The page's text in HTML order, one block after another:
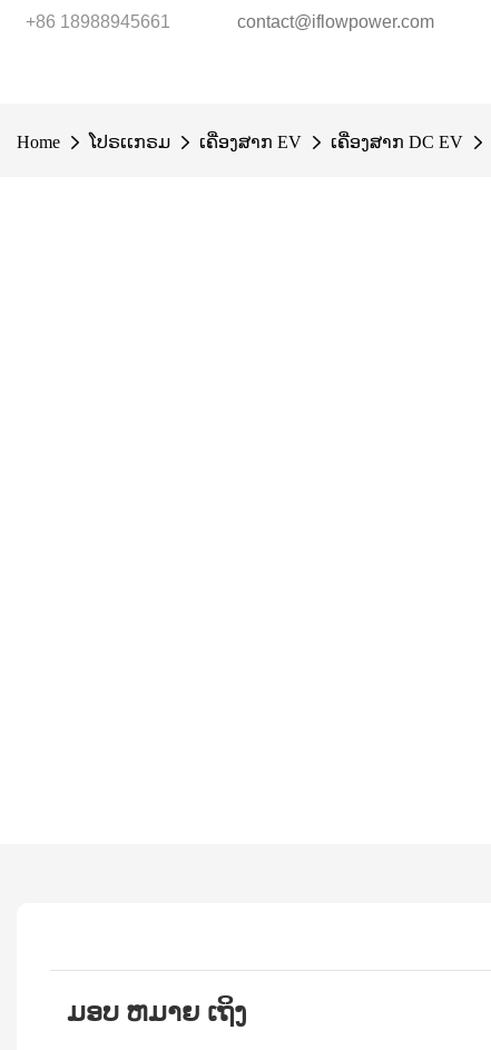
+86 18988945661 contact@iflowpower.com
Home ໂປຣເເກຣມ ເຄື່ອງສາກ EV ເຄື່ອງສາກ DC EV
ມອບ ຫມາຍ ເຖິງ